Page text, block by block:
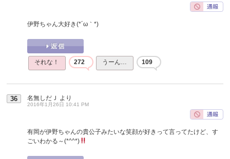
伊野ちゃん大好き(*´ω｀*)
それな！ 272 うーん… 109
36 名無しだＪ より
2016年1月26日 10:41 PM
有岡が伊野ちゃんの貴公子みたいな笑顔が好きって言ってたけど、す
ごいわかる～(*^^*)